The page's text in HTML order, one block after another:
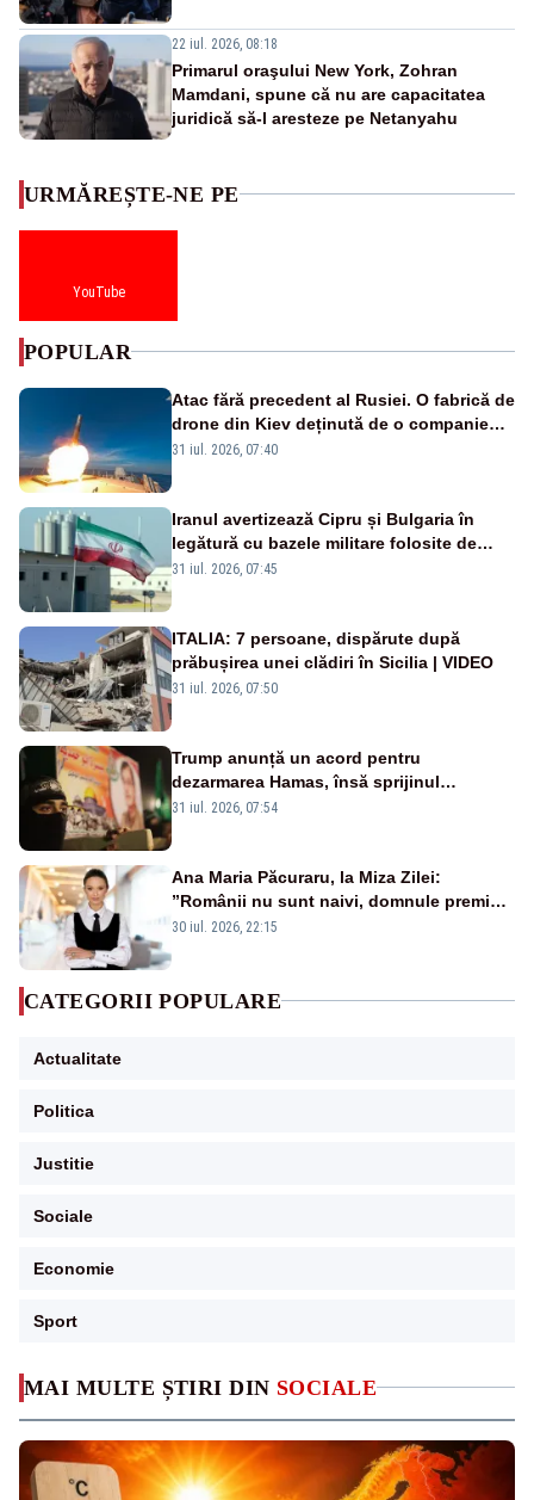
22 iul. 2026, 08:18
Primarul oraşului New York, Zohran
Mamdani, spune că nu are capacitatea
juridică să-l aresteze pe Netanyahu
MAI MULTE ȘTIRI DIN SOCIALE
URMĂREȘTE-NE PE
YouTube
POPULAR
Atac fără precedent al Rusiei. O fabrică de
drone din Kiev deținută de o companie
americană, distrusă de o rachetă
31 iul. 2026, 07:40
Iranul avertizează Cipru și Bulgaria în
legătură cu bazele militare folosite de
SUA
31 iul. 2026, 07:45
ITALIA: 7 persoane, dispărute după
prăbușirea unei clădiri în Sicilia | VIDEO
31 iul. 2026, 07:50
Trump anunță un acord pentru
dezarmarea Hamas, însă sprijinul
Israelului rămâne incert
31 iul. 2026, 07:54
Ana Maria Păcuraru, la Miza Zilei:
”Românii nu sunt naivi, domnule premier
Bolojan”
30 iul. 2026, 22:15
CATEGORII POPULARE
Actualitate
Politica
Justitie
Sociale
Economie
Sport